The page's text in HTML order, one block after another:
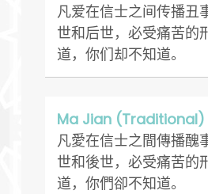
凡爱在信士之间传播丑
世和后世，必受痛苦的
道，你们却不知道。
Ma Jian (Traditional)
凡愛在信士之間傳播醜
世和後世，必受痛苦的
道，你們卻不知道。